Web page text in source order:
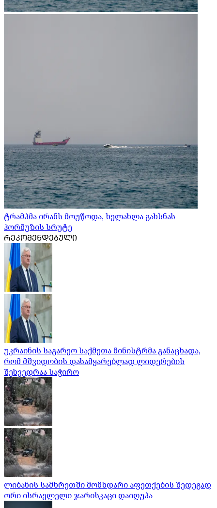
ტრამპმა ირანს მოუწოდა, ხელახლა გახსნას
ჰორმუზის სრუტე
ᲠᲔᲙᲝᲛᲔᲜᲓᲔᲑᲣᲚᲘ
უკრაინის საგარეო საქმეთა მინისტრმა განაცხადა,
რომ მშვიდობის დასამყარებლად ლიდერების
შეხვედრაა საჭირო
ლიბანის სამხრეთში მომხდარი აფეთქების შედეგად
ორი ისრაელელი ჯარისკაცი დაიღუპა